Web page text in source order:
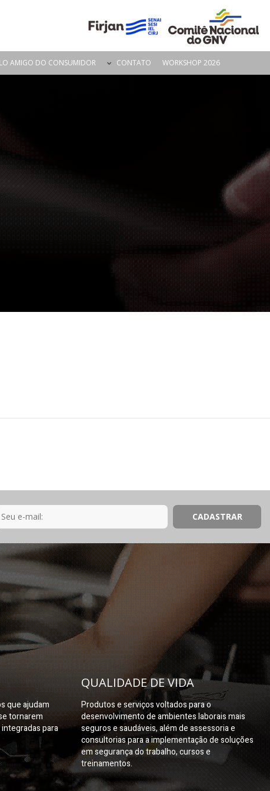
AMIGO DO CONSUMIDOR CONTATO WORKSHOP 2026
que ajudam
tornarem
para
QUALIDADE DE VIDA
Produtos e serviços voltados para o
desenvolvimento de ambientes laborais mais
seguros e saudáveis, além de assessoria e
consultorias para a implementação de soluções
em segurança do trabalho, cursos e
treinamentos.